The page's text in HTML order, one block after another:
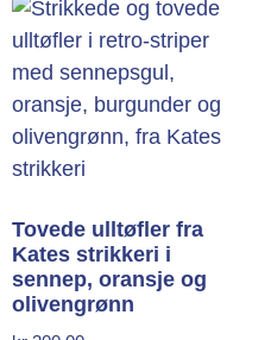
Tovede ulltøfler fra
Kates strikkeri i
sennep, oransje og
olivengrønn